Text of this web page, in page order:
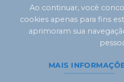
duvidoso. Cada erro
economia de dinheiro e
empresa.
Dicas práticas para
interestadual
Ao continuar, você
cookies apenas para fins
aprimoram sua
MAIS